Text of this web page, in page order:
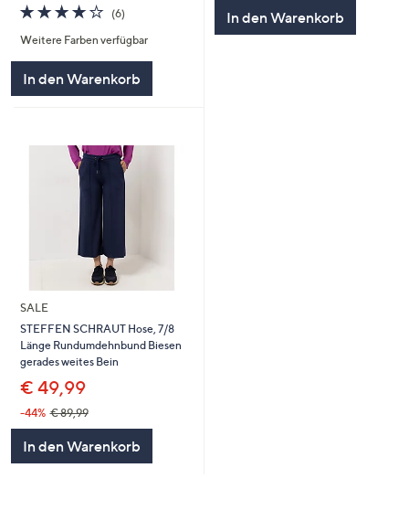
4.0
von
5
(6)6
Weitere Farben verfügbar
In den Warenkorb
In den Warenkorb
SALE
STEFFEN SCHRAUT Hose, 7/8
Länge Rundumdehnbund Biesen
gerades weites Bein
€ 49,99
-44% € 89,99
In den Warenkorb